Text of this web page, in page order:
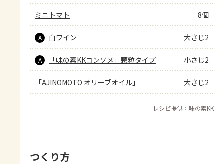
ミニトマト 8個
A 白ワイン 大さじ2
A 「味の素KKコンソメ」顆粒タイプ 小さじ2
「AJINOMOTO オリーブオイル」 大さじ2
レシピ提供：味の素KK
つくり方